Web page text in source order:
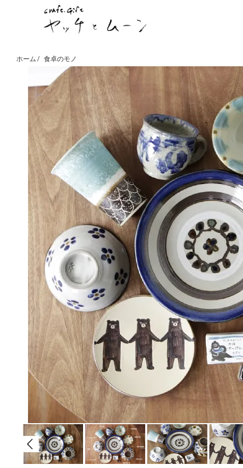
ホーム / 食卓のモノ